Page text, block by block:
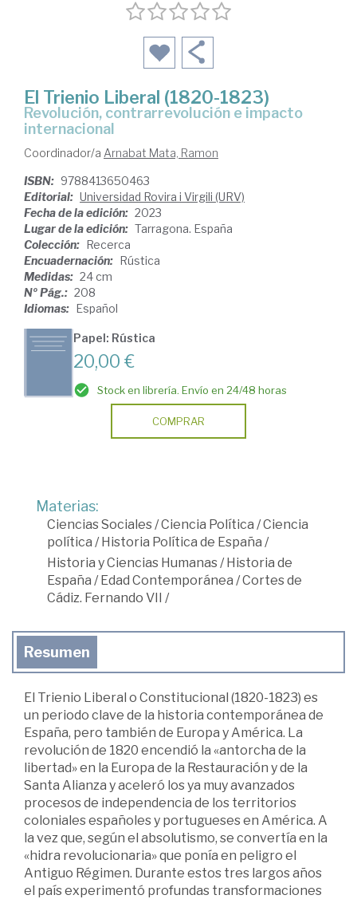
El Trienio Liberal (1820-1823)
revolución, contrarrevolución e impacto
internacional
Coordinador/a Arnabat Mata, Ramon
ISBN: 9788413650463
Editorial: Universidad Rovira i Virgili (URV)
Fecha de la edición: 2023
Lugar de la edición: Tarragona. España
Colección: Recerca
Encuadernación: Rústica
Medidas: 24 cm
Nº Pág.: 208
Idiomas: Español
Papel: Rústica
20,00 €
Stock en librería. Envío en 24/48 horas
COMPRAR
Materias:
Ciencias Sociales /Ciencia Política /Ciencia
política /Historia Política de España /
Historia y Ciencias Humanas /Historia de
España /Edad Contemporánea /Cortes de
Cádiz. Fernando VII /
Resumen
El Trienio Liberal o Constitucional (1820-1823) es
un periodo clave de la historia contemporánea de
España, pero también de Europa y América. La
revolución de 1820 encendió la «antorcha de la
libertad» en la Europa de la Restauración y de la
Santa Alianza y aceleró los ya muy avanzados
procesos de independencia de los territorios
coloniales españoles y portugueses en América. A
la vez que, según el absolutismo, se convertía en la
«hidra revolucionaria» que ponía en peligro el
Antiguo Régimen. Durante estos tres largos años
el país experimentó profundas transformaciones